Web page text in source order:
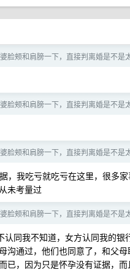
脸颊和肩膀一下，直接判离婚是不是
脸颊和肩膀一下，直接判离婚是不是
脸颊和肩膀一下，直接判离婚是不是
，我吃亏就吃亏在这里，很多
未考量过
脸颊和肩膀一下，直接判离婚是不是
同我不知道，女方认同我的银
沟通过，他们也同意了，和父
已，因为只是怀孕没有证据，